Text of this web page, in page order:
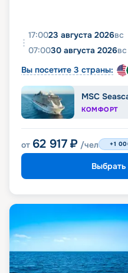
17:0023 августа 2026вс
07:0030 августа 2026вс
Вы посетите 3 страны:
MSC
КОМФОРТ
от 62 917 ₽ /чел +1
Выбрать